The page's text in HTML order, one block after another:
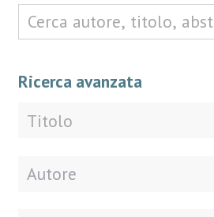
Ricerca avanzata